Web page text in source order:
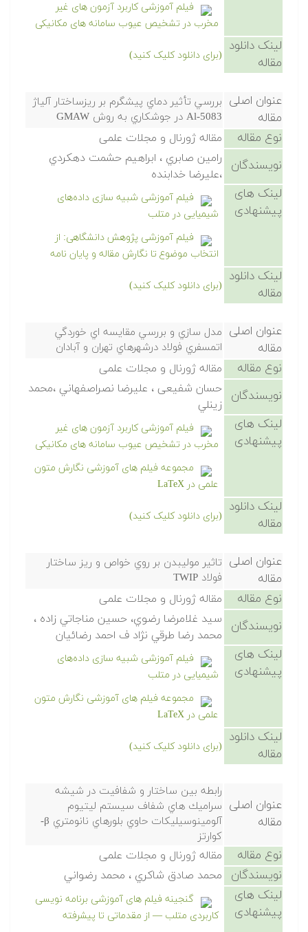
فیلم آموزشی کاربرد آزمون های غیر
مخرب در تشخیص عیوب سامانه های مکانیکی
لینک دانلود
مقاله
(برای دانلود کلیک کنید)
عنوان اصلی
مقاله
بررسي تأثير دماي پيشگرم بر ريزساختار آلياژ
Al-5083 در جوشكاري به روش GMAW
نوع مقاله مقاله ژورنال و مجلات علمی
نویسندگان
رامين صابري ، ابراهيم حشمت دهكردي
،عليرضا خدابنده
لینک های
پیشنهادی
فیلم آموزشی شبیه سازی داده‌های
شیمیایی در متلب
فیلم آموزشی پژوهش دانشگاهی: از
انتخاب موضوع تا نگارش مقاله و پایان نامه
لینک دانلود
مقاله
(برای دانلود کلیک کنید)
عنوان اصلی
مقاله
مدل سازي و بررسي مقايسه اي خوردگي
اتمسفري فولاد درشهرهاي تهران و آبادان
نوع مقاله مقاله ژورنال و مجلات علمی
نویسندگان
حسان شفيعی ، عليرضا نصراصفهاني ،محمد
زينلي
لینک های
پیشنهادی
فیلم آموزشی کاربرد آزمون های غیر
مخرب در تشخیص عیوب سامانه های مکانیکی
مجموعه فیلم های آموزشی نگارش متون
علمی در LaTeX
لینک دانلود
مقاله
(برای دانلود کلیک کنید)
عنوان اصلی
مقاله
تاثير موليبدن بر روي خواص و ريز ساختار
فولاد TWIP
نوع مقاله مقاله ژورنال و مجلات علمی
نویسندگان
سيد غلامرضا رضوي، حسين مناجاتي زاده ،
محمد رضا طرقي نژاد ف احمد رضائيان
لینک های
پیشنهادی
فیلم آموزشی شبیه سازی داده‌های
شیمیایی در متلب
مجموعه فیلم های آموزشی نگارش متون
علمی در LaTeX
لینک دانلود
مقاله
(برای دانلود کلیک کنید)
عنوان اصلی
مقاله
رابطه بين ساختار و شفافيت در شيشه
سراميك هاي شفاف سيستم ليتيوم
آلومينوسيليكات حاوي بلورهاي نانومتري β-
كوارتز
نوع مقاله مقاله ژورنال و مجلات علمی
نویسندگان محمد صادق شاكري ، محمد رضواني
لینک های
پیشنهادی
گنجینه فیلم های آموزشی برنامه نویسی
کاربردی متلب — از مقدماتی تا پیشرفته